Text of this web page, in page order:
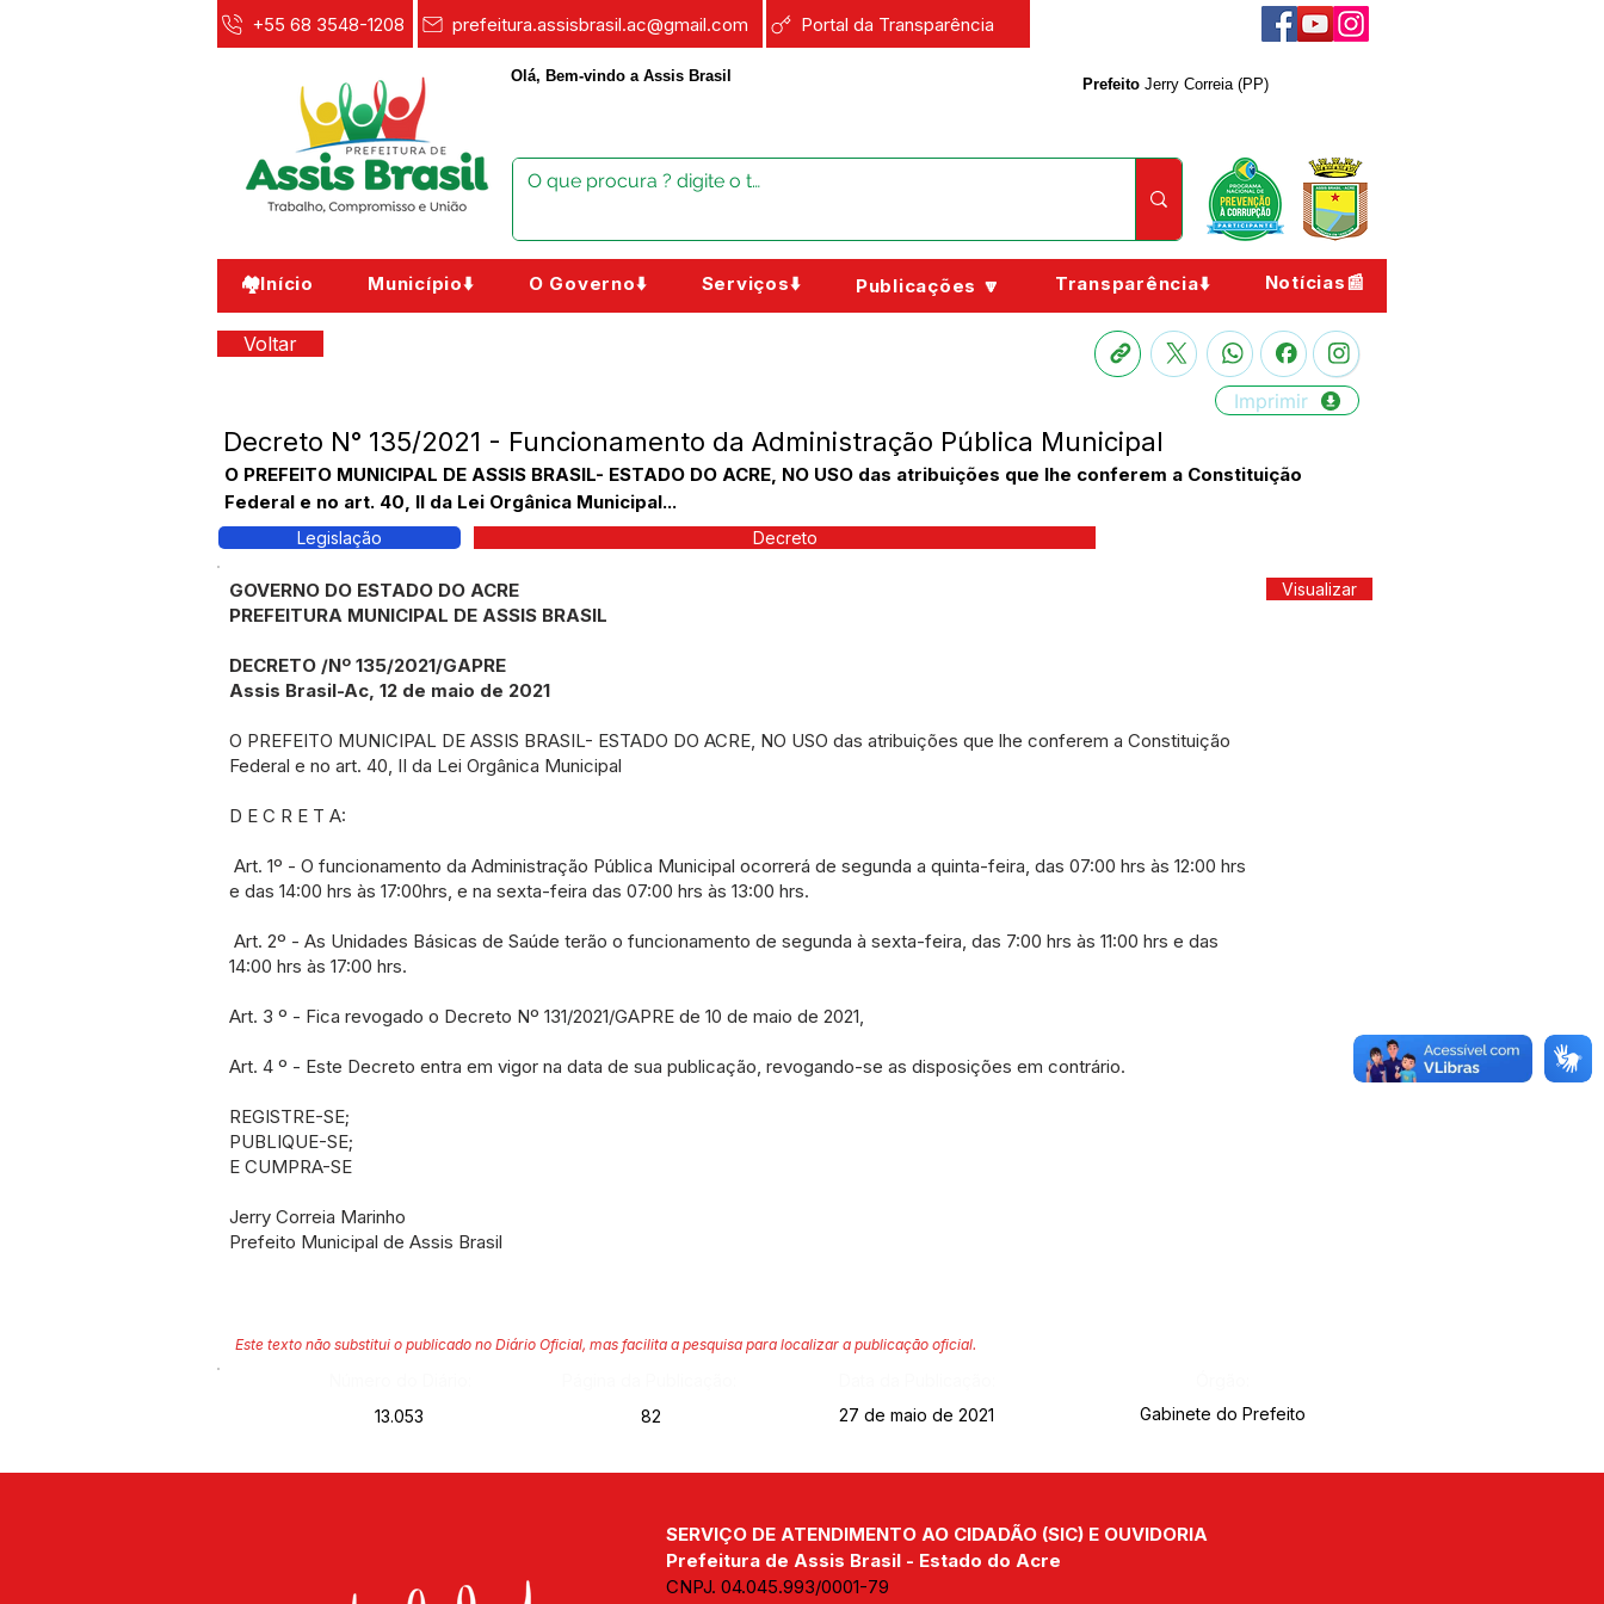
+55 68 3548-1208 prefeitura.assisbrasil.ac@gmail.com Portal da Transparência
Olá, Bem-vindo a Assis Brasil Prefeito Jerry Correia (PP)
🏘️Início Município⬇️ O Governo⬇️ Serviços⬇️ Publicações 🔽 Transparência⬇️ Notícias📰
Voltar
Imprimir
Decreto N° 135/2021 - Funcionamento da Administração Pública Municipal
O PREFEITO MUNICIPAL DE ASSIS BRASIL- ESTADO DO ACRE, NO USO das atribuições que lhe conferem a Constituição
Federal e no art. 40, II da Lei Orgânica Municipal...
Legislação Decreto
GOVERNO DO ESTADO DO ACRE
PREFEITURA MUNICIPAL DE ASSIS BRASIL
DECRETO /Nº 135/2021/GAPRE
Assis Brasil-Ac, 12 de maio de 2021
O PREFEITO MUNICIPAL DE ASSIS BRASIL- ESTADO DO ACRE, NO USO das atribuições que lhe conferem a Constituição
Federal e no art. 40, II da Lei Orgânica Municipal
D E C R E T A:
Art. 1º - O funcionamento da Administração Pública Municipal ocorrerá de segunda a quinta-feira, das 07:00 hrs às 12:00 hrs
e das 14:00 hrs às 17:00hrs, e na sexta-feira das 07:00 hrs às 13:00 hrs.
Art. 2º - As Unidades Básicas de Saúde terão o funcionamento de segunda à sexta-feira, das 7:00 hrs às 11:00 hrs e das
14:00 hrs às 17:00 hrs.
Art. 3 º - Fica revogado o Decreto Nº 131/2021/GAPRE de 10 de maio de 2021,
Art. 4 º - Este Decreto entra em vigor na data de sua publicação, revogando-se as disposições em contrário.
REGISTRE-SE;
PUBLIQUE-SE;
E CUMPRA-SE
Jerry Correia Marinho
Prefeito Municipal de Assis Brasil
Visualizar
Este texto não substitui o publicado no Diário Oficial, mas facilita a pesquisa para localizar a publicação oficial.
13.053
82 27 de maio de 2021 Gabinete do Prefeito
SERVIÇO DE ATENDIMENTO AO CIDADÃO (SIC) E OUVIDORIA
Prefeitura de Assis Brasil - Estado do Acre
CNPJ. 04.045.993/0001-79